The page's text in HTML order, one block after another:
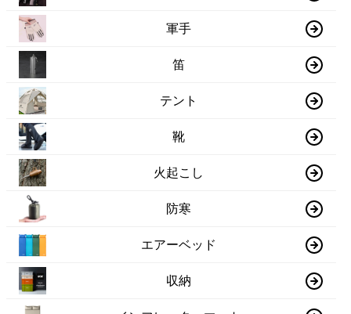
軍手
笛
テント
靴
火起こし
防寒
エアーベッド
収納